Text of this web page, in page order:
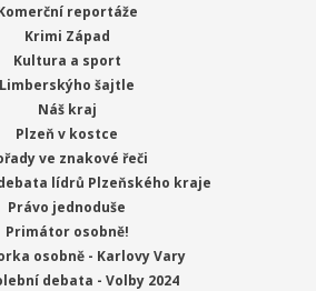
reportáže
Krimi Západ
Kultura a sport
Limberskýho šajtle
Náš kraj
Plzeň v kostce
ve znakové řeči
lídrů Plzeňského kraje
Právo jednoduše
Primátor osobně!
osobně - Karlovy Vary
debata - Volby 2024